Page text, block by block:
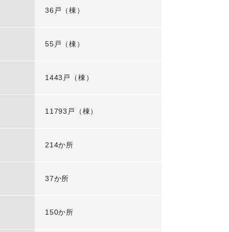
36戸（棟）
55戸（棟）
1443戸（棟）
11793戸（棟）
214か所
37か所
150か所